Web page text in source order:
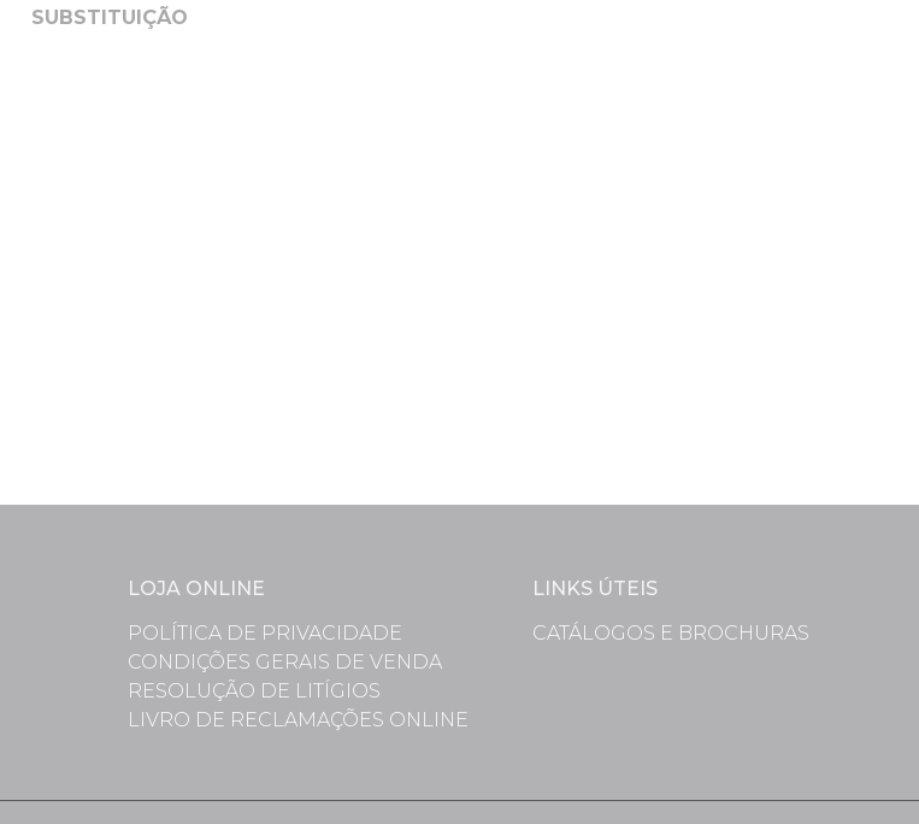
SUBSTITUIÇÃO
LOJA ONLINE
POLÍTICA DE PRIVACIDADE
CONDIÇÕES GERAIS DE VENDA
RESOLUÇÃO DE LITÍGIOS
LIVRO DE RECLAMAÇÕES ONLINE
LINKS ÚTEIS
CATÁLOGOS E BROCHURAS